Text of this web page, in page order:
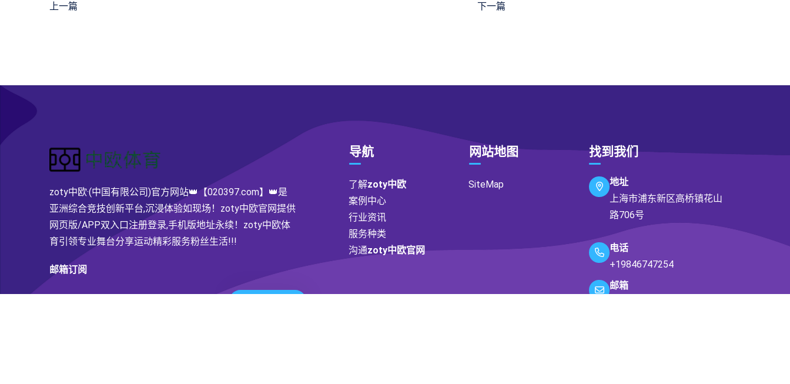
上一篇 下一篇
zoty中欧·(中国有限公司)官方网站👑【020397.com】👑是
亚洲综合竞技创新平台,沉浸体验如现场！zoty中欧官网提供
网页版/APP双入口注册登录,手机版地址永续！zoty中欧体
育引领专业舞台分享运动精彩服务粉丝生活!!!
邮箱订阅
导航
了解zoty中欧
案例中心
行业资讯
服务种类
沟通zoty中欧官网
网站地图
SiteMap
找到我们
地址
上海市浦东新区高桥镇花山
路706号
电话
+19846747254
邮箱